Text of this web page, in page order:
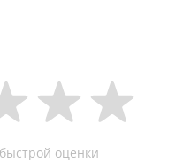
оценки